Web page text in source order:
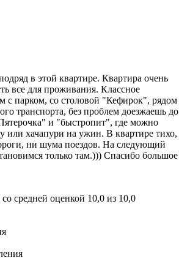
в этой квартире. Квартира очень
все для проживания. Классное
с парком, со столовой "Кефирок", рядом
транспорта, без проблем доезжаешь до
и "быстропит", где можно
или хачапури на ужин. В квартире тихо,
ни шума поездов. На следующий
только там.))) Спасибо большое
средней оценкой 10,0 из 10,0